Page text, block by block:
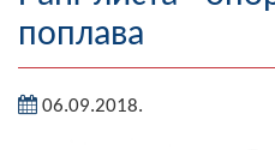
Географија
поплава
06.09.2018.